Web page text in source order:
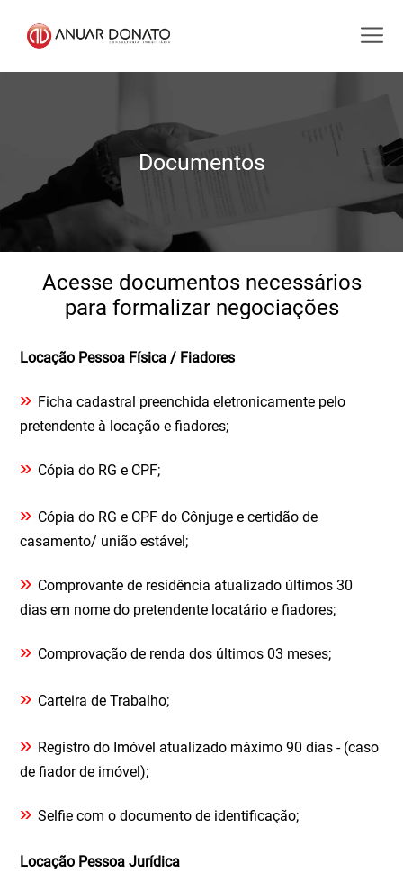
Documentos
Acesse documentos necessários
para formalizar negociações
Locação Pessoa Física / Fiadores
» Ficha cadastral preenchida eletronicamente pelo
pretendente à locação e fiadores;
» Cópia do RG e CPF;
» Cópia do RG e CPF do Cônjuge e certidão de
casamento/ união estável;
» Comprovante de residência atualizado últimos 30
dias em nome do pretendente locatário e fiadores;
» Comprovação de renda dos últimos 03 meses;
» Carteira de Trabalho;
» Registro do Imóvel atualizado máximo 90 dias - (caso
de fiador de imóvel);
» Selfie com o documento de identificação;
Locação Pessoa Jurídica